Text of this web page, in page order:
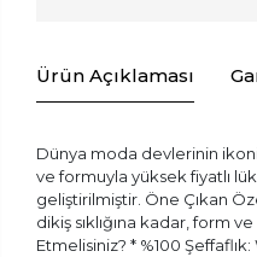
Ürün Açıklaması
Dünya moda devlerinin
ve formuyla yüksek fiyatlı
geliştirilmiştir. Öne Çıkan
dikiş sıklığına kadar, form
Etmelisiniz? * %100